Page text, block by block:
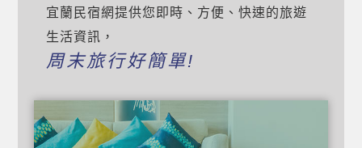
宜蘭民宿網提供您即時、方便、快速的旅遊
生活資訊，
周末旅行好簡單!